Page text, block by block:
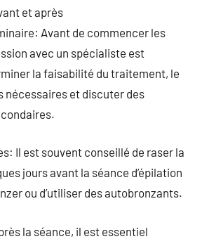
et après
Avant de commencer les
avec un spécialiste est
la faisabilité du traitement, le
nécessaires et discuter des
Il est souvent conseillé de raser la
jours avant la séance d’épilation
ou d’utiliser des autobronzants.
la séance, il est essentiel